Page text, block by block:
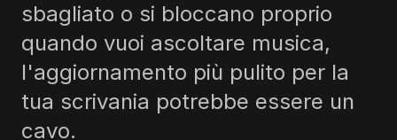
sbagliato o si bloccano proprio
quando vuoi ascoltare musica,
l'aggiornamento più pulito per la
tua scrivania potrebbe essere un
cavo.